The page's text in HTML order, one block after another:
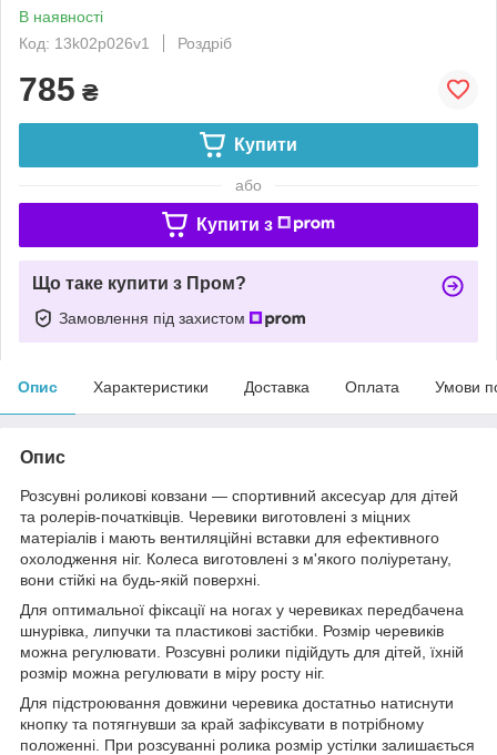
В наявності
Код: 13k02p026v1
Роздріб
785 ₴
Купити
або
Купити з
Що таке купити з Пром?
Замовлення під захистом
Опис Характеристики Доставка Оплата Умови
Опис
Розсувні роликові ковзани — спортивний аксесуар для дітей
та ролерів-початківців. Черевики виготовлені з міцних
матеріалів і мають вентиляційні вставки для ефективного
охолодження ніг. Колеса виготовлені з м'якого поліуретану,
вони стійкі на будь-якій поверхні.
Для оптимальної фіксації на ногах у черевиках передбачена
шнурівка, липучки та пластикові застібки. Розмір черевиків
можна регулювати. Розсувні ролики підійдуть для дітей, їхній
розмір можна регулювати в міру росту ніг.
Для підстроювання довжини черевика достатньо натиснути
кнопку та потягнувши за край зафіксувати в потрібному
положенні. При розсуванні ролика розмір устілки залишається